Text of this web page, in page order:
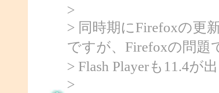
>
> 同時期にFirefoxの更
ですが、Firefoxの問題
> Flash Playerも11.4が
>